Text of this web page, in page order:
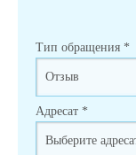
Тип обращения *
Адресат *